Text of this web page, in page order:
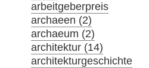
arbeitgeberpreis
archaeen (2)
archaeum (2)
architektur (14)
architekturgeschichte